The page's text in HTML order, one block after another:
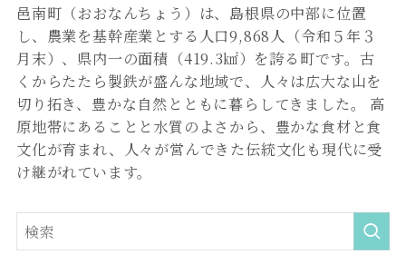
邑南町（おおなんちょう）は、島根県の中部に位置
し、農業を基幹産業とする人口9,868人（令和５年３
月末）、県内一の面積（419.3㎢）を誇る町です。古
くからたたら製鉄が盛んな地域で、人々は広大な山を
切り拓き、豊かな自然とともに暮らしてきました。 高
原地帯にあることと水質のよさから、豊かな食材と食
文化が育まれ、人々が営んできた伝統文化も現代に受
け継がれています。